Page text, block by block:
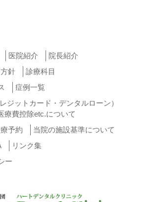
医院紹介
院長紹介
針
診療科目
症例一覧
ジットカード・デンタルローン）
費控除etc.について
予約
当院の施設基準について
リンク集
ー